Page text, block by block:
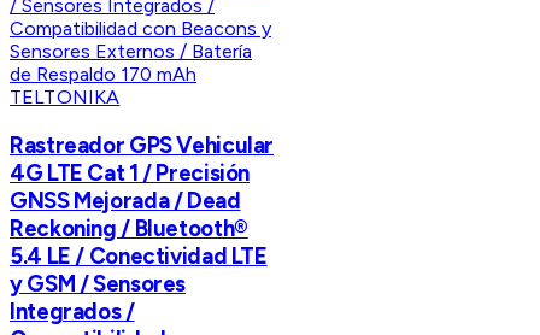
TELTONIKA
Rastreador GPS Vehicular
4G LTE Cat 1 / Precisión
GNSS Mejorada / Dead
Reckoning / Bluetooth®
5.4 LE / Conectividad LTE
y GSM / Sensores
Integrados /